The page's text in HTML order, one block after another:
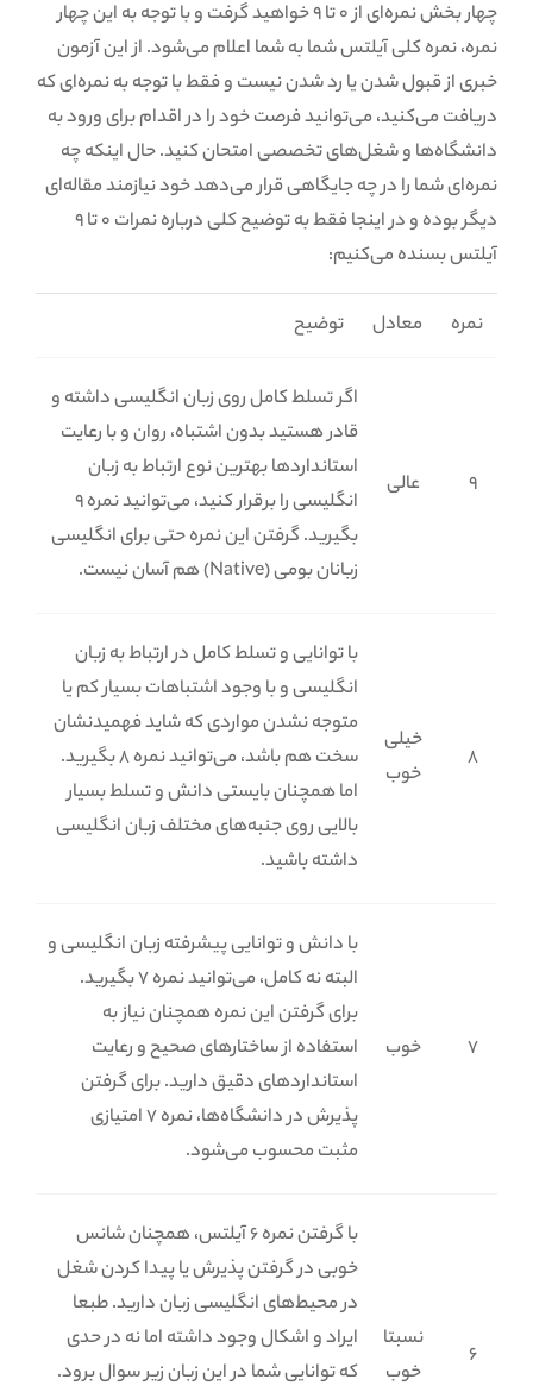
چهار بخش نمره‌ای از 0 تا 9 خواهید گرفت و با توجه به این چهار
نمره، نمره کلی آیلتس شما به شما اعلام می‌شود. از این آزمون
خبری از قبول شدن یا رد شدن نیست و فقط با توجه به نمره‌ای که
دریافت ‌می‌کنید، می‌توانید فرصت خود را در اقدام برای ورود به
دانشگاه‌ها و شغل‌های تخصصی امتحان کنید. حال اینکه چه
نمره‌ای شما را در چه جایگاهی قرار می‌دهد خود نیازمند مقاله‌ای
دیگر بوده و در اینجا فقط به توضیح کلی درباره نمرات 0 تا 9
آیلتس بسنده می‌کنیم:
نمره معادل توضیح
9 عالی
اگر تسلط کامل روی زبان انگلیسی داشته و
قادر هستید بدون اشتباه، روان و با رعایت
استانداردها بهترین نوع ارتباط به زبان
انگلیسی را برقرار کنید، می‌توانید نمره 9
بگیرید. گرفتن این نمره حتی برای انگلیسی
زبانان بومی (Native) هم آسان نیست.
8
خیلی
خوب
با توانایی و تسلط کامل در ارتباط به زبان
انگلیسی و با وجود اشتباهات بسیار کم یا
متوجه نشدن مواردی که شاید فهمیدنشان
سخت هم باشد، می‌توانید نمره 8 بگیرید.
اما همچنان بایستی دانش و تسلط بسیار
بالایی روی جنبه‌های مختلف زبان انگلیسی
داشته باشید.
7 خوب
با دانش و توانایی پیشرفته زبان انگلیسی و
البته نه کامل، می‌توانید نمره 7 بگیرید.
برای گرفتن این نمره همچنان نیاز به
استفاده از ساختارهای صحیح و رعایت
استانداردهای دقیق دارید. برای گرفتن
پذیرش در دانشگاه‌ها، نمره 7 امتیازی
مثبت محسوب می‌شود.
6
نسبتا
خوب
با گرفتن نمره 6 آیلتس، همچنان شانس
خوبی در گرفتن پذیرش یا پیدا کردن شغل
در محیط‌های انگلیسی زبان دارید. طبعا
ایراد و اشکال وجود داشته اما نه در حدی
که توانایی شما در این زبان زیر سوال برود.